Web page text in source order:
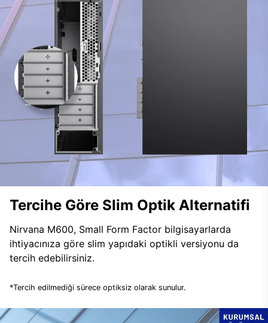
Tercihe Göre Slim Optik Alternatifi
Nirvana M600, Small Form Factor bilgisayarlarda
ihtiyacınıza göre slim yapıdaki optikli versiyonu da
tercih edebilirsiniz.
*Tercih edilmediği sürece optiksiz olarak sunulur.